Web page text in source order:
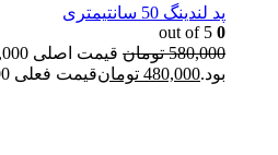
پد لندینگ 50 سانتیمتری
0
580,000 تومان
بود.480,000 تومانقیمت فعلی 480,000 تومان است.